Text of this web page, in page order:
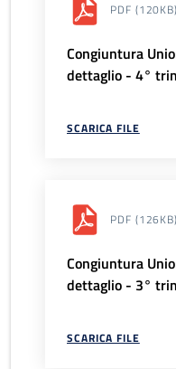
PDF (120KB)
Congiuntura
dettaglio - 4°
SCARICA FILE
PDF (126KB)
Congiuntura
dettaglio - 3°
SCARICA FILE